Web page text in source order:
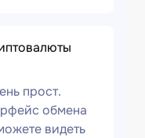
прост.
обмена
видеть